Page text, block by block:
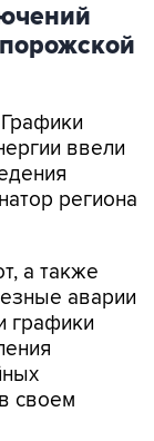
ввели
региона
а также
аварии
графики
своем